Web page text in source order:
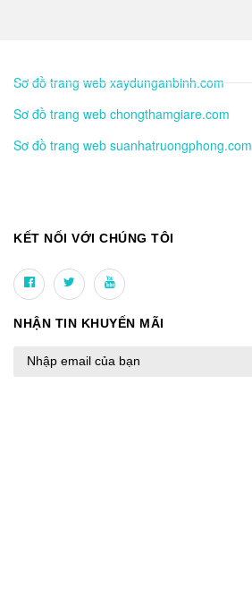
Sơ đồ trang web xaydunganbinh.com
Sơ đồ trang web chongthamgiare.com
Sơ đồ trang web suanhatruongphong.com
KẾT NỐI VỚI CHÚNG TÔI
NHẬN TIN KHUYẾN MÃI